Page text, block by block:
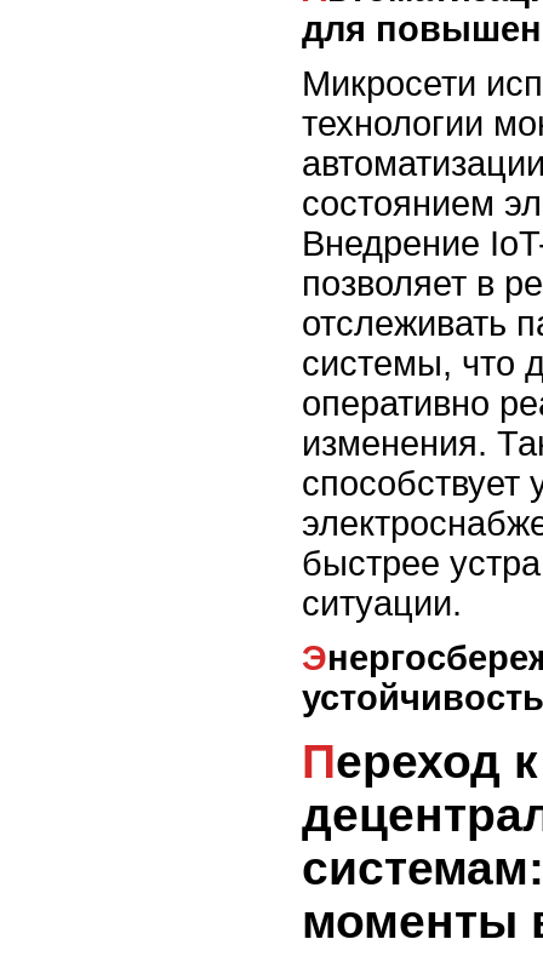
для
Микросети
технологии
состоянием
Внедрение
позволяет в
отслеживать
системы, что
оперативно
изменения.
способствует
быстрее
ситуации.
Энергосбережение и
Переход к
моменты